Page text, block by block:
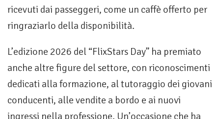
ricevuti dai passeggeri, come un caffè offerto per
ringraziarlo della disponibilità.
L’edizione 2026 del “FlixStars Day” ha premiato
anche altre figure del settore, con riconoscimenti
dedicati alla formazione, al tutoraggio dei giovani
conducenti, alle vendite a bordo e ai nuovi
ingressi nella professione. Un’occasione che ha